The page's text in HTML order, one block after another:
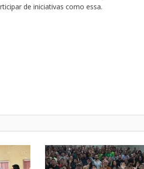
de iniciativas como essa.